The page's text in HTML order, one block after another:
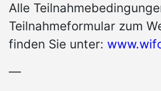
Alle
Teilnahmeformular zum
finden Sie unter:
—